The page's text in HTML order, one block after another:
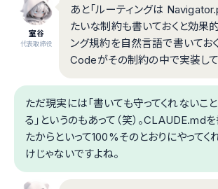
室谷
代表取締役
あと「ルーティングは
たいな制約も書いておくと効果的
ング規約を自然言語で書いてお
Codeがその制約の中で実装して
ただ現実には「書いても守ってくれないこ
る」というのもあって（笑）。CLAUDE.md
たからといって100%そのとおりにやってく
けじゃないですよね。